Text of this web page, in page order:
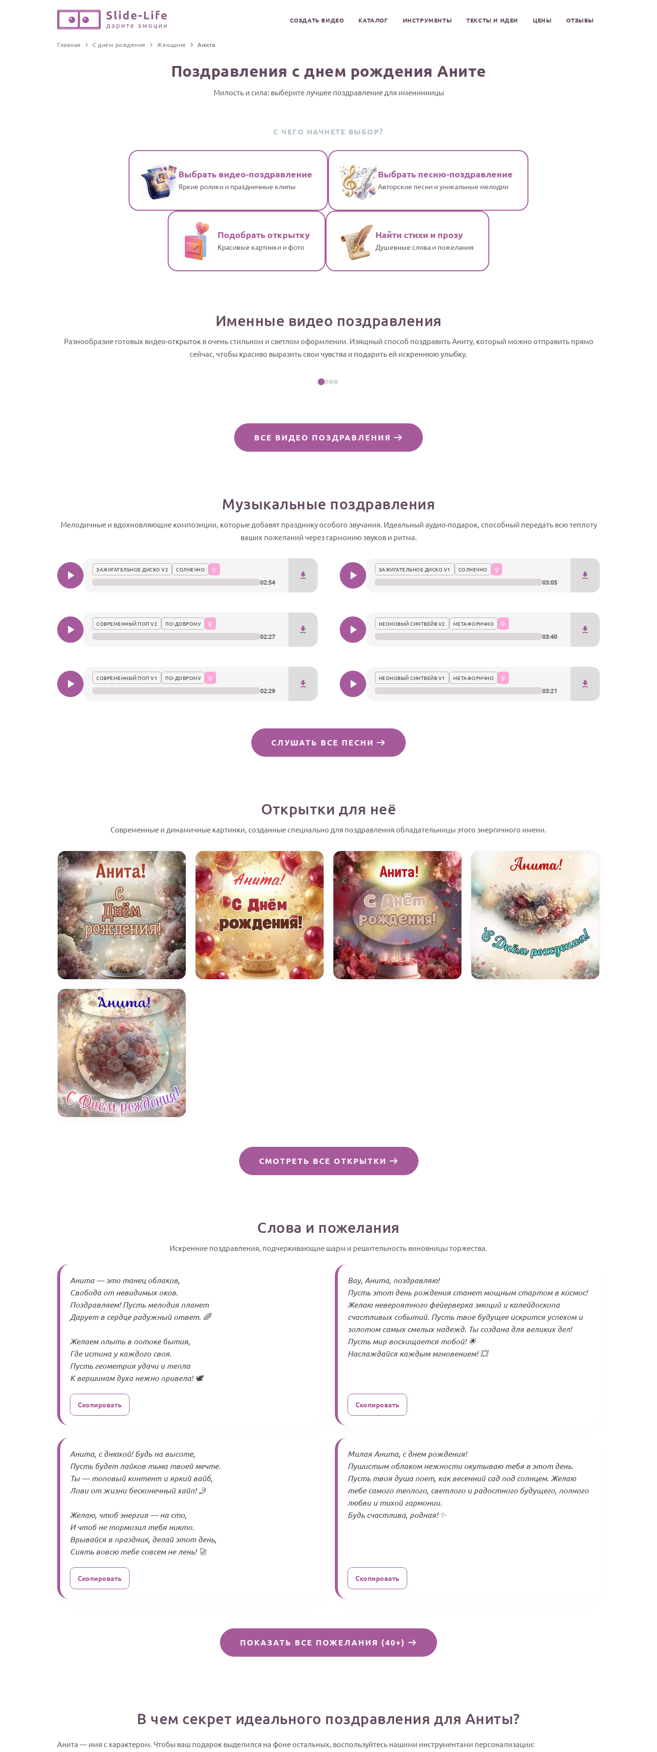
СОЗДАТЬ ВИДЕО КАТАЛОГ ИНСТРУМЕНТЫ ТЕКСТЫ И ИДЕИ ЦЕНЫ ОТЗЫВЫ
Главная С днем рождения Женщине Анита
Поздравления с днем рождения Аните
Милость и сила: выберите лучшее поздравление для именинницы
С ЧЕГО НАЧНЕТЕ ВЫБОР?
Выбрать видео-поздравление
Яркие ролики и праздничные клипы
Выбрать песню-поздравление
Авторские песни и уникальные мелодии
Подобрать открытку
Красивые картинки и фото
Найти стихи и прозу
Душевные слова и пожелания
Именные видео поздравления
Разнообразие готовых видео-открыток в очень стильном и светлом оформлении. Изящный способ поздравить Аниту, который можно отправить прямо
сейчас, чтобы красиво выразить свои чувства и подарить ей искреннюю улыбку.
Посмотреть пример
ВСЕ ВИДЕО ПОЗДРАВЛЕНИЯ
Музыкальные поздравления
Мелодичные и вдохновляющие композиции, которые добавят празднику особого звучания. Идеальный аудио-подарок, способный передать всю теплоту
ваших пожеланий через гармонию звуков и ритма.
ЗАЖИГАТЕЛЬНОЕ ДИСКО V2 СОЛНЕЧНО
02:54
ЗАЖИГАТЕЛЬНОЕ ДИСКО V1 СОЛНЕЧНО
03:05
СОВРЕМЕННЫЙ ПОП V2 ПО-ДОБРОМУ
02:27
НЕОНОВЫЙ СИНТВЕЙВ V2 МЕТАФОРИЧНО
03:40
СОВРЕМЕННЫЙ ПОП V1 ПО-ДОБРОМУ
02:29
НЕОНОВЫЙ СИНТВЕЙВ V1 МЕТАФОРИЧНО
03:21
СЛУШАТЬ ВСЕ ПЕСНИ
Открытки для неё
Современные и динамичные картинки, созданные специально для поздравления обладательницы этого энергичного имени.
СМОТРЕТЬ ВСЕ ОТКРЫТКИ
Слова и пожелания
Искренние поздравления, подчеркивающие шарм и решительность виновницы торжества.
Анита — это танец облаков,
Свобода от невидимых оков.
Поздравляем! Пусть мелодия планет
Дарует в сердце радужный ответ. 🌈
Желаем плыть в потоке бытия,
Где истина у каждого своя.
Пусть геометрия удачи и тепла
К вершинам духа нежно привела! 🕊️
Скопировать
Вау, Анита, поздравляю!
Пусть этот день рождения станет мощным стартом в космос!
Желаю невероятного фейерверка эмоций и калейдоскопа
счастливых событий. Пусть твое будущее искрится успехом и
золотом самых смелых надежд. Ты создана для великих дел!
Пусть мир восхищается тобой! 🌟
Наслаждайся каждым мгновением! 💥
Скопировать
Анита, с днюхой! Будь на высоте,
Пусть будет лайков тьма твоей мечте.
Ты — топовый контент и яркий вайб,
Лови от жизни бесконечный хайп! 🤳
Желаю, чтоб энергия — на сто,
И чтоб не тормозил тебя никто.
Врывайся в праздник, делай этот день,
Сиять вовсю тебе совсем не лень! 🚀
Скопировать
Милая Анита, с днем рождения!
Пушистым облаком нежности окутываю тебя в этот день.
Пусть твоя душа поет, как весенний сад под солнцем. Желаю
тебе самого теплого, светлого и радостного будущего, полного
любви и тихой гармонии.
Будь счастлива, родная! ✨
Скопировать
ПОКАЗАТЬ ВСЕ ПОЖЕЛАНИЯ (40+)
В чем секрет идеального поздравления для Аниты?
Анита — имя с характером. Чтобы ваш подарок выделился на фоне остальных, воспользуйтесь нашими инструментами персонализации: